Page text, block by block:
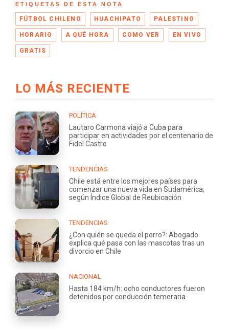
ETIQUETAS DE ESTA NOTA
FÚTBOL CHILENO HUACHIPATO PALESTINO
HORARIO A QUÉ HORA COMO VER EN VIVO
GRATIS
LO MÁS RECIENTE
POLÍTICA
Lautaro Carmona viajó a Cuba para
participar en actividades por el centenario de
Fidel Castro
TENDENCIAS
Chile está entre los mejores países para
comenzar una nueva vida en Sudamérica,
según Índice Global de Reubicación
TENDENCIAS
¿Con quién se queda el perro?: Abogado
explica qué pasa con las mascotas tras un
divorcio en Chile
NACIONAL
Hasta 184 km/h: ocho conductores fueron
detenidos por conducción temeraria